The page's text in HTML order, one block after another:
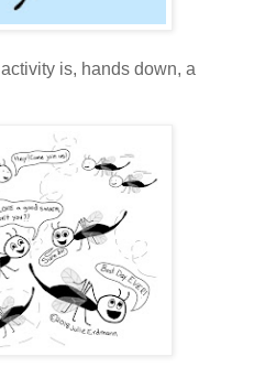
activity is, hands down, a